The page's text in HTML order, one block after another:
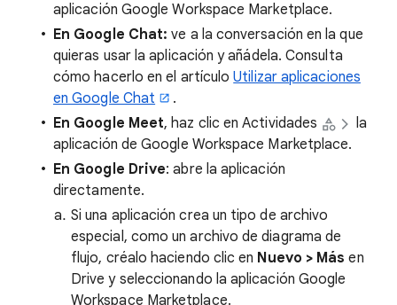
aplicación Google Workspace Marketplace.
En Google Chat: ve a la conversación en la que
quieras usar la aplicación y añádela. Consulta
cómo hacerlo en el artículoUtilizar aplicaciones
en Google Chat
.
En Google Meet, haz clic en Actividades
la
aplicación de Google Workspace Marketplace.
En Google Drive: abre la aplicación
directamente.
Si una aplicación crea un tipo de archivo
especial, como un archivo de diagrama de
flujo, créalo haciendo clic en Nuevo > Más en
Drive y seleccionando la aplicación Google
Workspace Marketplace.